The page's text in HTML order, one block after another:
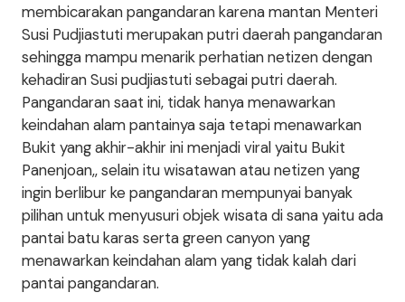
membicarakan pangandaran karena mantan Menteri
Susi Pudjiastuti merupakan putri daerah pangandaran
sehingga mampu menarik perhatian netizen dengan
kehadiran Susi pudjiastuti sebagai putri daerah.
Pangandaran saat ini, tidak hanya menawarkan
keindahan alam pantainya saja tetapi menawarkan
Bukit yang akhir-akhir ini menjadi viral yaitu Bukit
Panenjoan,, selain itu wisatawan atau netizen yang
ingin berlibur ke pangandaran mempunyai banyak
pilihan untuk menyusuri objek wisata di sana yaitu ada
pantai batu karas serta green canyon yang
menawarkan keindahan alam yang tidak kalah dari
pantai pangandaran.